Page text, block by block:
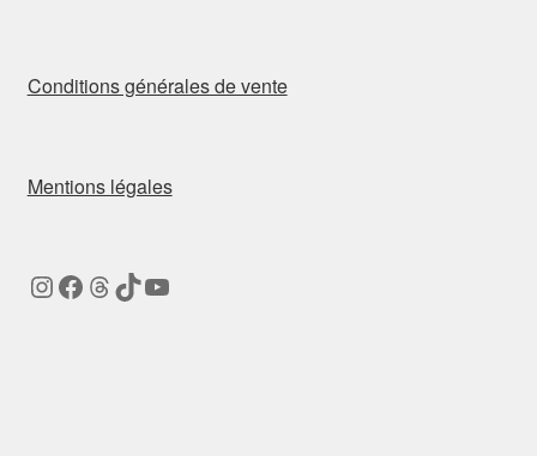
Conditions générales de vente
Mentions légales
Instagram
Facebook
Threads
TikTok
YouTube